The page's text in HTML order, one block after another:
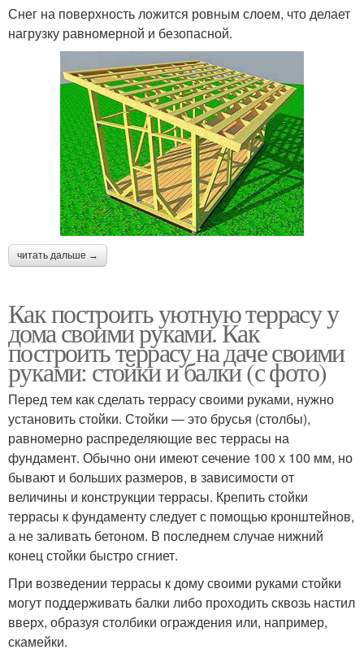
Снег на поверхность ложится ровным слоем, что делает
нагрузку равномерной и безопасной.
читать дальше →
Как построить уютную террасу у
дома своими руками. Как
построить террасу на даче своими
руками: стойки и балки (с фото)
Перед тем как сделать террасу своими руками, нужно
установить стойки. Стойки — это брусья (столбы),
равномерно распределяющие вес террасы на
фундамент. Обычно они имеют сечение 100 х 100 мм, но
бывают и больших размеров, в зависимости от
величины и конструкции террасы. Крепить стойки
террасы к фундаменту следует с помощью кронштейнов,
а не заливать бетоном. В последнем случае нижний
конец стойки быстро сгниет.
При возведении террасы к дому своими руками стойки
могут поддерживать балки либо проходить сквозь настил
вверх, образуя столбики ограждения или, например,
скамейки.